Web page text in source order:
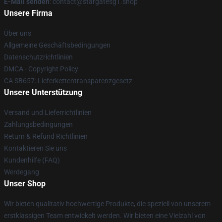
Unsere Firma
Über uns
Allgemeine Geschäftsbedingungen
Datenschutzrichtlinien
DMCA - Copyright Policy
CA SB657: Lieferkettentransparenzgesetz
Unsere Unterstützung
Versand und Lieferrichtlinien
Zahlungsbedingungen
Return & Refund Richtlinien
Kontaktieren Sie uns
Kundenhilfe (FAQ)
Werdegang
Unser Shop
Wir bieten qualitativ hochwertige Produkte, die speziell von unserem
erstklassigen Team entwickelt werden. Wir bieten eine Vielzahl von